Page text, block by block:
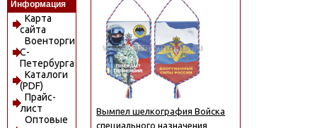
Информация
Карта
сайта
Военторги
С-
Петербурга
Каталоги
(PDF)
Прайс-
лист
Оптовые
Вымпел шелкография Войска
специального назначения